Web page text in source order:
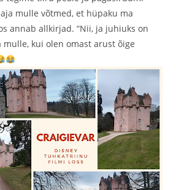
mulle võtmed, et hüpaku ma
annab allkirjad. “Nii, ja juhiuks on
mulle, kui olen omast arust õige